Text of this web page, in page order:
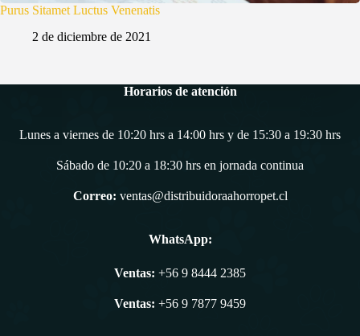
Purus Sitamet Luctus Venenatis
2 de diciembre de 2021
Horarios de atención
Lunes a viernes de 10:20 hrs a 14:00 hrs y de 15:30 a 19:30 hrs
Sábado de 10:20 a 18:30 hrs en jornada continua
Correo: ventas@distribuidoraahorropet.cl
WhatsApp:
Ventas: +56 9 8444 2385
Ventas: +56 9 7877 9459